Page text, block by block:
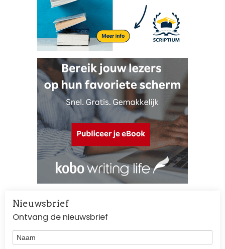
Nieuwsbrief
Ontvang de nieuwsbrief
Naam